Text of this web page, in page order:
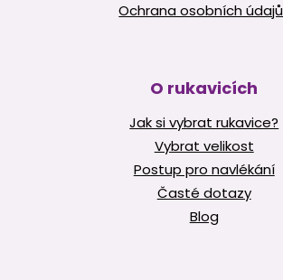
Ochrana osobních údajů
O rukavicích
Jak si vybrat rukavice?
Vybrat velikost
Postup pro navlékání
Časté dotazy
Blog